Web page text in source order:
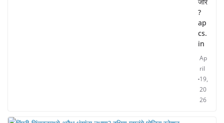
जोर
?
ap
cs.
in
Ap
ril
19,
20
26